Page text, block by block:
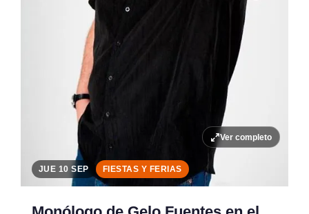
Ver completo
JUE 10 SEP FIESTAS Y FERIAS